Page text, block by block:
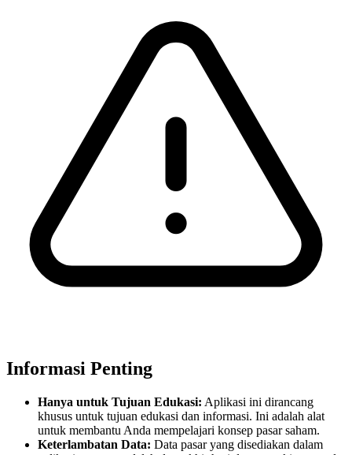
Informasi Penting
Hanya untuk Tujuan Edukasi: Aplikasi ini dirancang
khusus untuk tujuan edukasi dan informasi. Ini adalah alat
untuk membantu Anda mempelajari konsep pasar saham.
Keterlambatan Data: Data pasar yang disediakan dalam